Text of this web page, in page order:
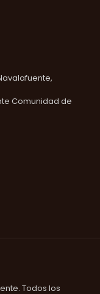
Comunidad de
Todos los